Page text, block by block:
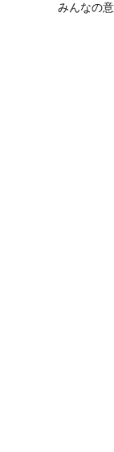
みんなの